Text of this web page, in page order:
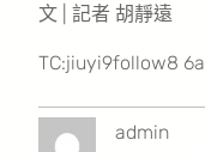
文 | 記者 胡靜遠
TC:jiuyi9follow8
admin